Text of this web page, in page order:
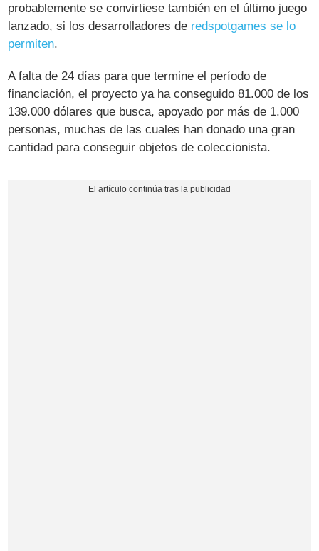
probablemente se convirtiese también en el último juego
lanzado, si los desarrolladores de redspotgames se lo
permiten.
A falta de 24 días para que termine el período de
financiación, el proyecto ya ha conseguido 81.000 de los
139.000 dólares que busca, apoyado por más de 1.000
personas, muchas de las cuales han donado una gran
cantidad para conseguir objetos de coleccionista.